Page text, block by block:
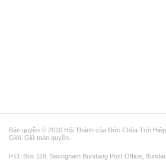
Bản quyền © 2010 Hội Thánh của Đức Chúa Trời
Giới. Giữ toàn quyền.
P.O. Box 119, Seongnam Bundang Post Office,